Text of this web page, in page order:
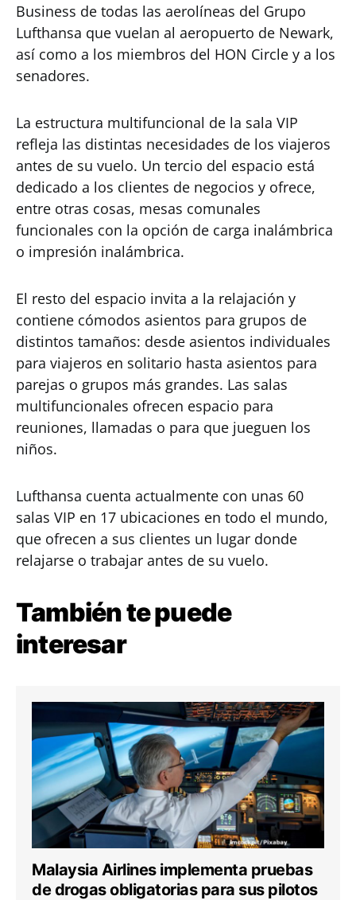
Business de todas las aerolíneas del Grupo
Lufthansa que vuelan al aeropuerto de Newark,
así como a los miembros del HON Circle y a los
senadores.
La estructura multifuncional de la sala VIP
refleja las distintas necesidades de los viajeros
antes de su vuelo. Un tercio del espacio está
dedicado a los clientes de negocios y ofrece,
entre otras cosas, mesas comunales
funcionales con la opción de carga inalámbrica
o impresión inalámbrica.
El resto del espacio invita a la relajación y
contiene cómodos asientos para grupos de
distintos tamaños: desde asientos individuales
para viajeros en solitario hasta asientos para
parejas o grupos más grandes. Las salas
multifuncionales ofrecen espacio para
reuniones, llamadas o para que jueguen los
niños.
Lufthansa cuenta actualmente con unas 60
salas VIP en 17 ubicaciones en todo el mundo,
que ofrecen a sus clientes un lugar donde
relajarse o trabajar antes de su vuelo.
También te puede
interesar
Malaysia Airlines implementa pruebas
de drogas obligatorias para sus pilotos